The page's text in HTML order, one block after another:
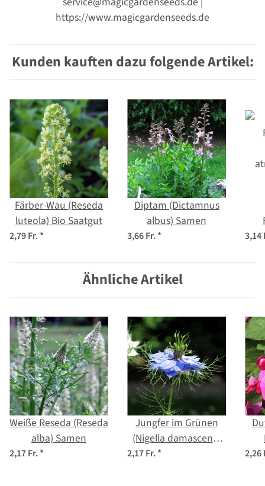
https://www.magicgardenseeds.de
Kunden kauften dazu folgende Artikel:
Färber-Wau (Reseda
luteola) Bio Saatgut
2,79 Fr.*
Diptam (Dictamnus
albus) Samen
3,66 Fr.* 3,14
Ähnliche Artikel
Weiße Reseda (Reseda
alba) Samen
2,17 Fr.*
Jungfer im Grünen
(Nigella damascena)
Bio Saatgut
2,17 Fr.* 2,26